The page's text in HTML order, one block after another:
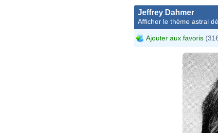
Jeffrey Dahmer
Afficher le thème astral
Ajouter aux favoris